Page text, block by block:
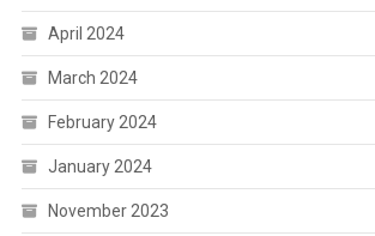
April 2024
March 2024
February 2024
January 2024
November 2023